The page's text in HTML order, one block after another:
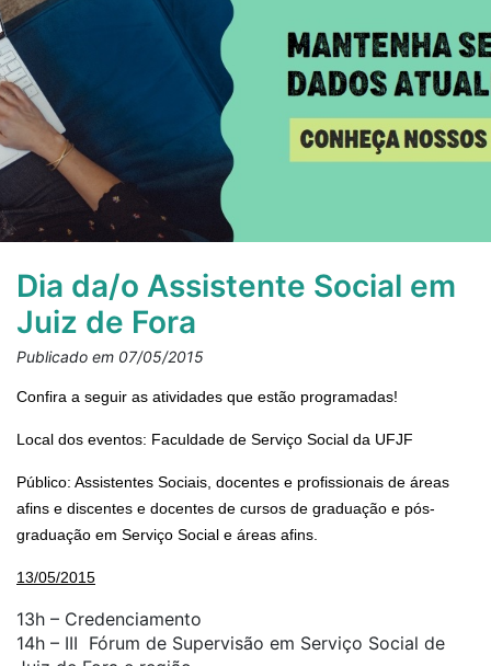
Dia da/o Assistente Social em
Juiz de Fora
Publicado em 07/05/2015
Confira a seguir as atividades que estão programadas!
Local dos eventos: Faculdade de Serviço Social da UFJF
Público: Assistentes Sociais, docentes e profissionais de áreas
afins e discentes e docentes de cursos de graduação e pós-
graduação em Serviço Social e áreas afins.
13/05/2015
13h – Credenciamento
14h – III Fórum de Supervisão em Serviço Social de